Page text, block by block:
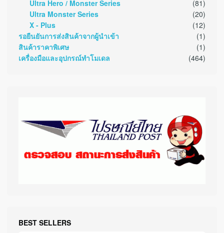
Ultra Hero / Monster Series
(81)
Ultra Monster Series
(20)
X - Plus
(12)
รอยืนยันการส่งสินค้าจากผู้นำเข้า
(1)
สินค้าราคาพิเศษ
(1)
เครื่องมือและอุปกรณ์ทำโมเดล
(464)
BEST SELLERS